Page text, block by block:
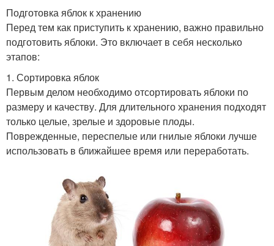
Подготовка яблок к хранению
Перед тем как приступить к хранению, важно правильно
подготовить яблоки. Это включает в себя несколько
этапов:
1. Сортировка яблок
Первым делом необходимо отсортировать яблоки по
размеру и качеству. Для длительного хранения подходят
только целые, зрелые и здоровые плоды.
Поврежденные, переспелые или гнилые яблоки лучше
использовать в ближайшее время или переработать.